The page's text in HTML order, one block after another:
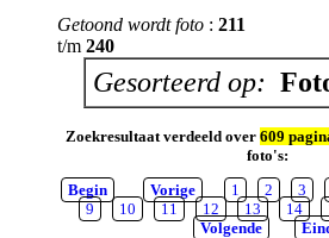
Getoond wordt foto : 211
t/m 240
Gesorteerd op:
Zoekresultaat verdeeld over 609
foto's:
Begin
Vorige 1 2 3
9
10 11 12 13 14
Volgende